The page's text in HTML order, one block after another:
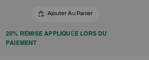
Ajouter Au Panier
20% REMISE APPLIQUÉE LORS DU
PAIEMENT